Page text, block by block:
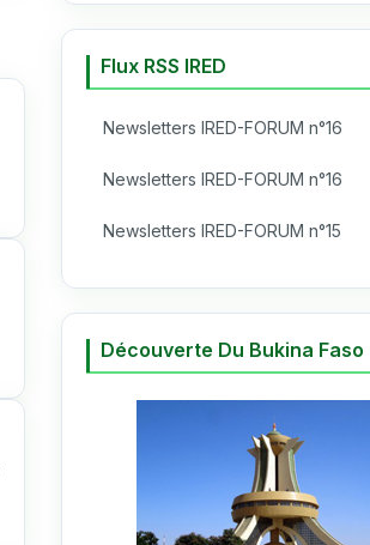
Flux RSS IRED
Newsletters IRED-FORUM n°16
Newsletters IRED-FORUM n°16
Newsletters IRED-FORUM n°15
Découverte Du Bukina Faso